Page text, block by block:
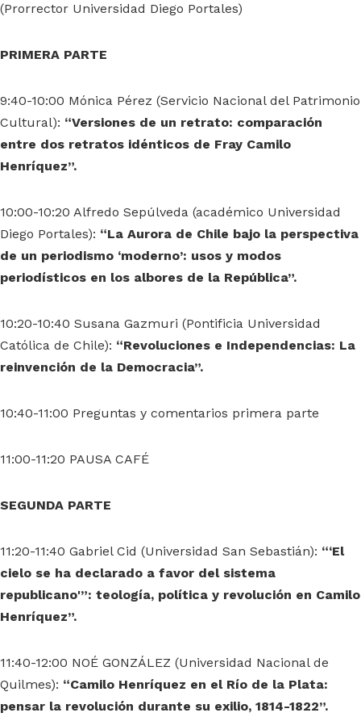
(Prorrector Universidad Diego Portales)
PRIMERA PARTE
9:40-10:00 Mónica Pérez (Servicio Nacional del Patrimonio
Cultural): “Versiones de un retrato: comparación
entre dos retratos idénticos de Fray Camilo
Henríquez”.
10:00-10:20 Alfredo Sepúlveda (académico Universidad
Diego Portales): “La Aurora de Chile bajo la perspectiva
de un periodismo ‘moderno’: usos y modos
periodísticos en los albores de la República”.
10:20-10:40 Susana Gazmuri (Pontificia Universidad
Católica de Chile): “Revoluciones e Independencias: La
reinvención de la Democracia”.
10:40-11:00 Preguntas y comentarios primera parte
11:00-11:20 PAUSA CAFÉ
SEGUNDA PARTE
11:20-11:40 Gabriel Cid (Universidad San Sebastián): “‘El
cielo se ha declarado a favor del sistema
republicano'”: teología, política y revolución en Camilo
Henríquez”.
11:40-12:00 NOÉ GONZÁLEZ (Universidad Nacional de
Quilmes): “Camilo Henríquez en el Río de la Plata:
pensar la revolución durante su exilio, 1814-1822”.